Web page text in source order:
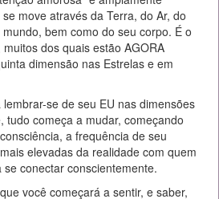
move através da Terra, do Ar, do
bem como do seu corpo. É o
dos quais estão AGORA
dimensão nas Estrelas e em
se de seu EU nas dimensões
tudo começa a mudar, começando
a frequência de seu
elevadas da realidade com quem
conectar conscientemente.
você começará a sentir, e saber,